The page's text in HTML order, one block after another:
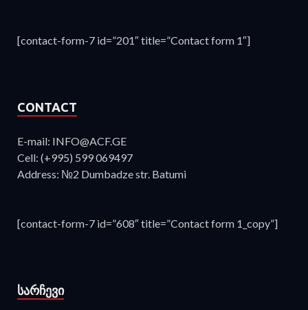
[contact-form-7 id=”201″ title=”Contact form 1″]
CONTACT
E-mail: INFO@ACF.GE
Cell: (+995) 599 069497
Address: №2 Dumbadze str. Batumi
[contact-form-7 id=”608″ title=”Contact form 1_copy”]
ᲡᲐᲠᲩᲔᲕᲘ